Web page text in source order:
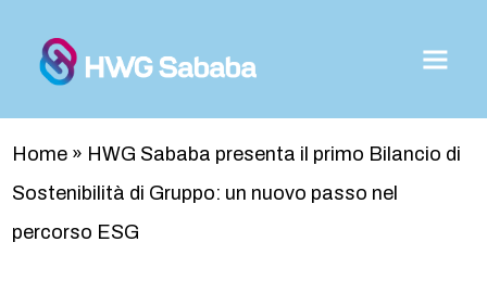
Home » HWG Sababa presenta il primo Bilancio di
Sostenibilità di Gruppo: un nuovo passo nel
percorso ESG